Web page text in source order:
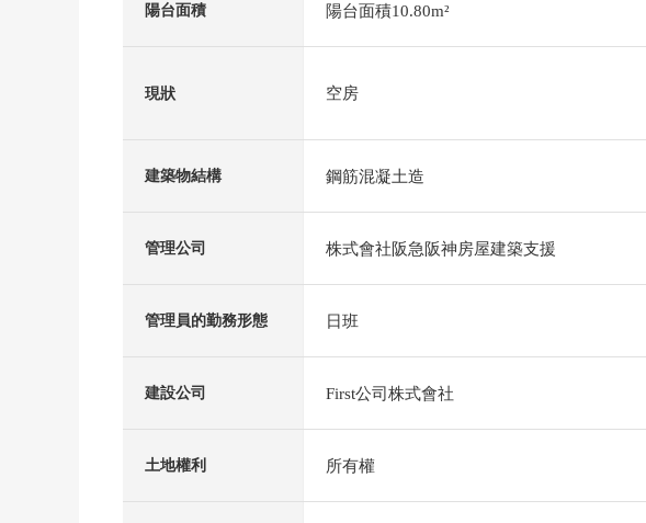
陽台面積 陽台面積10.80m²
現狀 空房
建築物結構 鋼筋混凝土造
管理公司 株式會社阪急阪神房屋建築支援
管理員的勤務形態 日班
建設公司 First公司株式會社
土地權利 所有權